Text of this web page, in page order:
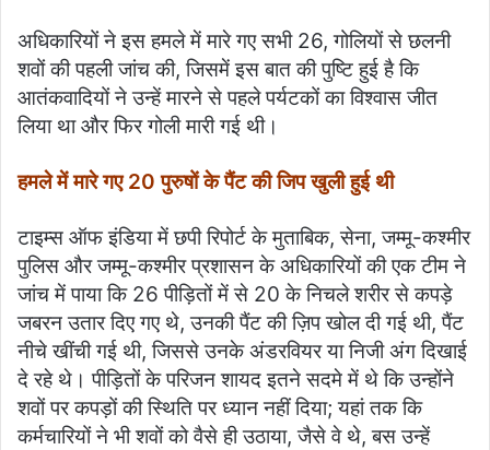
अधिकारियों ने इस हमले में मारे गए सभी 26, गोलियों से छलनी
शवों की पहली जांच की, जिसमें इस बात की पुष्टि हुई है कि
आतंकवादियों ने उन्हें मारने से पहले पर्यटकों का विश्वास जीत
लिया था और फिर गोली मारी गई थी।
हमले में मारे गए 20 पुरुषों के पैंट की जिप खुली हुई थी
टाइम्स ऑफ इंडिया में छपी रिपोर्ट के मुताबिक, सेना, जम्मू-कश्मीर
पुलिस और जम्मू-कश्मीर प्रशासन के अधिकारियों की एक टीम ने
जांच में पाया कि 26 पीड़ितों में से 20 के निचले शरीर से कपड़े
जबरन उतार दिए गए थे, उनकी पैंट की ज़िप खोल दी गई थी, पैंट
नीचे खींची गई थी, जिससे उनके अंडरवियर या निजी अंग दिखाई
दे रहे थे। पीड़ितों के परिजन शायद इतने सदमे में थे कि उन्होंने
शवों पर कपड़ों की स्थिति पर ध्यान नहीं दिया; यहां तक ​​कि
कर्मचारियों ने भी शवों को वैसे ही उठाया, जैसे वे थे, बस उन्हें